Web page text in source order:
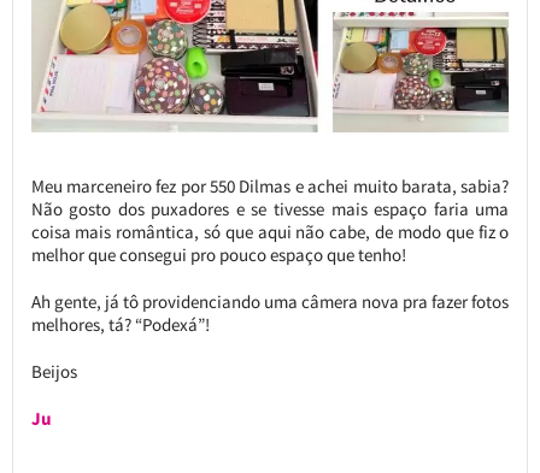
Meu marceneiro fez por 550 Dilmas e achei muito barata, sabia?
Não gosto dos puxadores e se tivesse mais espaço faria uma
coisa mais romântica, só que aqui não cabe, de modo que fiz o
melhor que consegui pro pouco espaço que tenho!
Ah gente, já tô providenciando uma câmera nova pra fazer fotos
melhores, tá? “Podexá”!
Beijos
Ju